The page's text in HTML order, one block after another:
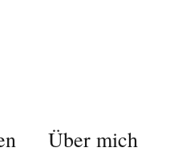
Über mich